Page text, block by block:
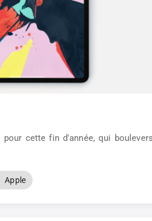
cette fin d'année, qui
Apple